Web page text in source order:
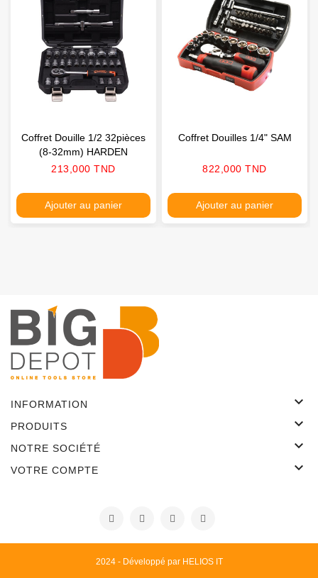
Coffret Douille 1/2 32pièces
(8-32mm) HARDEN
Prix
213,000 TND
Ajouter au panier
Coffret Douilles 1/4" SAM
Prix
822,000 TND
Ajouter au panier
INFORMATION 
PRODUITS 
NOTRE SOCIÉTÉ 
VOTRE COMPTE 
2024 - Développé par HELIOS IT